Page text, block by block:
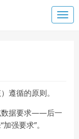
遵循的原则。
数据要求——后一
强要求”。